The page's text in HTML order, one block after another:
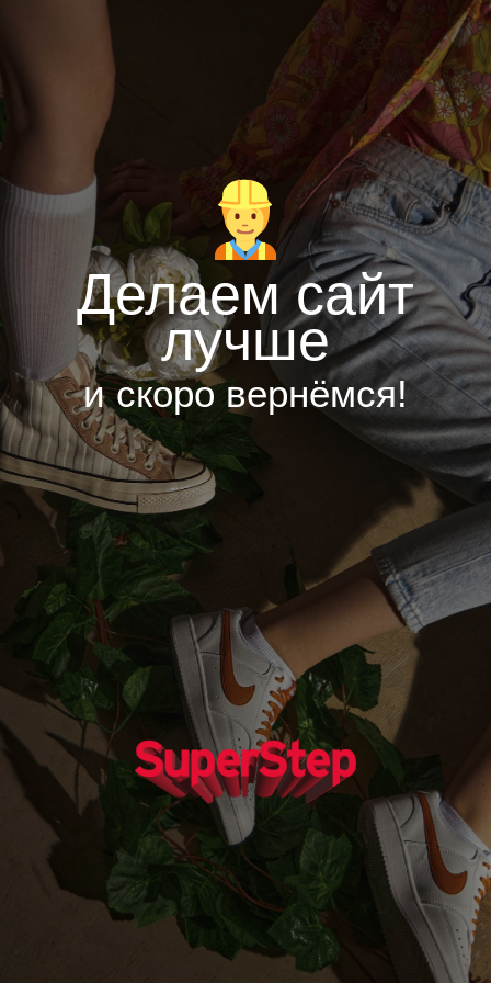
Делаем сайт
лучше
и скоро вернёмся!